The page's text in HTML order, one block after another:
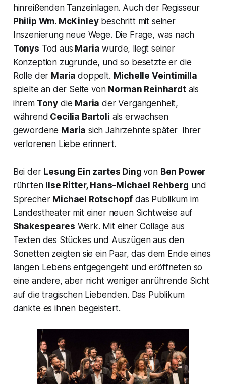
hinreißenden Tanzeinlagen. Auch der Regisseur
Philip Wm. McKinleybeschritt mit seiner
Inszenierung neue Wege. Die Frage, was nach
Tonys Tod aus Maria wurde, liegt seiner
Konzeption zugrunde, und so besetzte er die
Rolle der Maria doppelt. Michelle Veintimilla
spielte an der Seite von Norman Reinhardtals
ihremTony die Maria der Vergangenheit,
während Cecilia Bartoli als erwachsen
gewordene Maria sich Jahrzehnte später ihrer
verlorenen Liebe erinnert.
Bei der Lesung Ein zartes Ding von Ben Power
rührten
Ilse Ritter, Hans-Michael Rehberg und
Sprecher Michael Rotschopf das Publikum im
Landestheater mit einer neuen Sichtweise auf
Shakespeares Werk. Mit einer Collage aus
Texten des Stückes und Auszügen aus den
Sonetten zeigten sie ein Paar, das dem Ende eines
langen Lebens entgegengeht und eröffneten so
eine andere, aber nicht weniger anrührende Sicht
auf die tragischen Liebenden. Das Publikum
dankte es ihnen begeistert.